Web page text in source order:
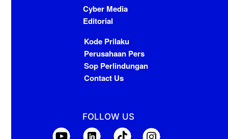
Cyber Media
Editorial
Kode Prilaku
Perusahaan Pers
Sop Perlindungan
Contact Us
FOLLOW US